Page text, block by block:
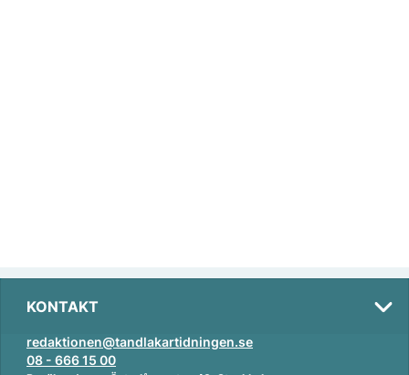
KONTAKT
redaktionen@tandlakartidningen.se
08 - 666 15 00